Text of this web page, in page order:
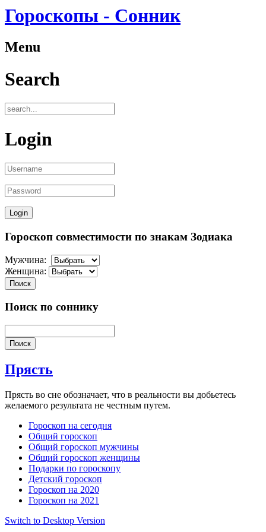
Гороскопы - Сонник
Menu
Search
Login
Гороскоп совместимости по знакам Зодиака
Мужчина:
Женщина:
Поиск
Поиск по соннику
Поиск
Прясть
Прясть во сне обозначает, что в реальности вы добьетесь
желаемого результата не честным путем.
Гороскоп на сегодня
Общий гороскоп
Общий гороскоп мужчины
Общий гороскоп женщины
Подарки по гороскопу
Детский гороскоп
Гороскоп на 2020
Гороскоп на 2021
Switch to Desktop Version